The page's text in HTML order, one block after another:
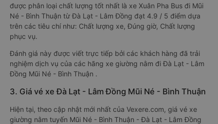
được phân loại chất lượng tốt nhất là xe Xuân Pha Bus đi Mũi
Né - Bình Thuận từ Đà Lạt - Lâm Đồng đạt 4.9 / 5 điểm dựa
trên các tiêu chí như: Chất lượng xe, Đúng giờ, Chất lượng
phục vụ.
Đánh giá này được viết trực tiếp bởi các khách hàng đã trải
nghiệm dịch vụ của các hãng xe giường nằm đi Đà Lạt - Lâm
Đồng Mũi Né - Bình Thuận .
3. Giá vé xe Đà Lạt - Lâm Đồng Mũi Né - Bình Thuận
Hiện tại, theo cập nhật mới nhất của Vexere.com, giá vé xe
giường nằm tuyến Mũi Né - Bình Thuận - Đà Lạt - Lâm Đồng